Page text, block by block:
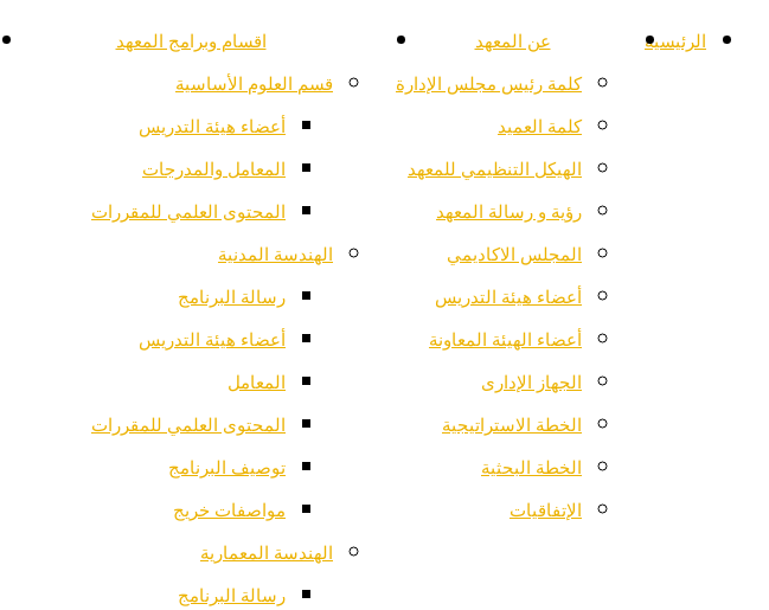
الرئيسية عن المعهد
كلمة رئيس مجلس الإدارة
كلمة العميد
الهيكل التنظيمي للمعهد
رؤية و رسالة المعهد
المجلس الاكاديمي
أعضاء هيئة التدريس
أعضاء الهيئة المعاونة
الجهاز الإدارى
الخطة الاستراتيجية
الخطة البحثية
الإتفاقيات
اقسام وبرامج المعهد
قسم العلوم الأساسية
أعضاء هيئة التدريس
المعامل والمدرجات
المحتوى العلمي للمقررات
الهندسة المدنية
رسالة البرنامج
أعضاء هيئة التدريس
المعامل
المحتوى العلمي للمقررات
توصيف البرنامج
مواصفات خريج
الهندسة المعمارية
رسالة البرنامج